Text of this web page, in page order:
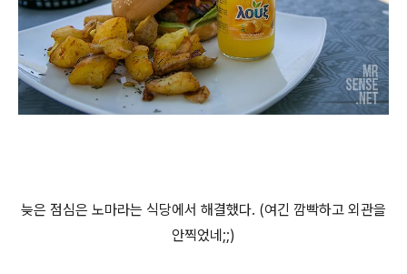
늦은 점심은 노마라는 식당에서 해결했다. (여긴 깜빡하고 외관을
안찍었네;;)